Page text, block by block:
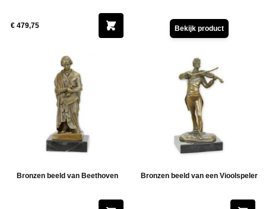
€ 479,75 Bekijk product
Bronzen beeld van Beethoven Bronzen beeld van een Vioolspeler